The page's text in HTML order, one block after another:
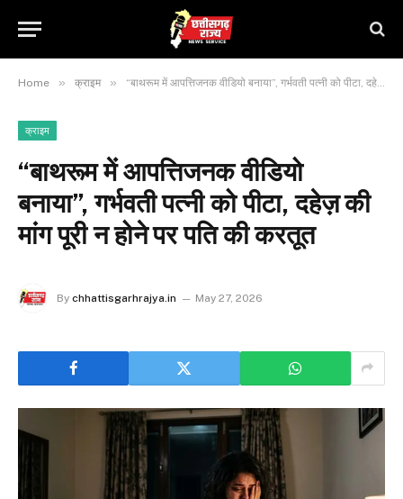
Home » क्राइम » “बाथरूम में आपत्तिजनक वीडियो बनाया”, गर्भवती पत्नी को पीटा, दहेज़ की मांग पूरी न होने पर पति की करतूत
क्राइम
“बाथरूम में आपत्तिजनक वीडियो
बनाया”, गर्भवती पत्नी को पीटा, दहेज़ की
मांग पूरी न होने पर पति की करतूत
By chhattisgarhrajya.in May 27, 2026